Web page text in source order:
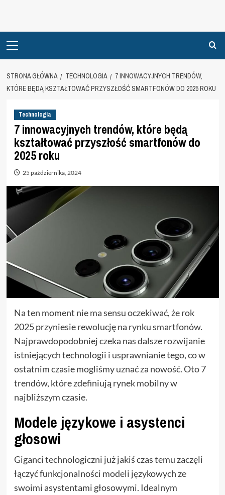
Menu
STRONA GŁÓWNA TECHNOLOGIA
7 INNOWACYJNYCH TRENDÓW,
KTÓRE BĘDĄ KSZTAŁTOWAĆ PRZYSZŁOŚĆ SMARTFONÓW DO 2025 ROKU
Technologia
7 innowacyjnych trendów, które będą
kształtować przyszłość smartfonów do
2025 roku
25 października, 2024
Na ten moment nie ma sensu oczekiwać, że rok
2025 przyniesie rewolucję na rynku smartfonów.
Najprawdopodobniej czeka nas dalsze rozwijanie
istniejących technologii i usprawnianie tego, co w
ostatnim czasie mogliśmy uznać za nowość. Oto 7
trendów, które zdefiniują rynek mobilny w
najbliższym czasie.
Modele językowe i asystenci
głosowi
Giganci technologiczni już jakiś czas temu zaczęli
łączyć funkcjonalności modeli językowych ze
swoimi asystentami głosowymi. Idealnym